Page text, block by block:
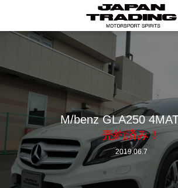
M/benz GLA250
売約済み！
2019.06.7
ホーム
在庫車
会社概要
カテゴリー
工場日誌